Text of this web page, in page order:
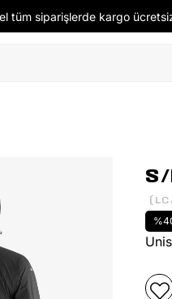
tüm siparişlerde kargo
S/
%